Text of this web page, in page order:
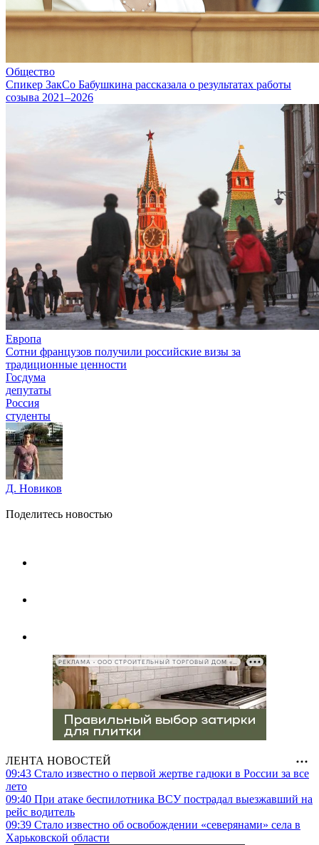
Общество
Спикер ЗакСо Бабушкина рассказала о результатах работы
созыва 2021–2026
Европа
Сотни французов получили российские визы за
традиционные ценности
Госдума
депутаты
Россия
студенты
Д. Новиков
Поделитесь новостью
ЛЕНТА НОВОСТЕЙ
09:43 Стало известно о первой жертве гадюки в России за все
лето
09:40 При атаке беспилотника ВСУ пострадал выезжавший на
рейс водитель
09:39 Стало известно об освобождении «северянами» села в
Харьковской области